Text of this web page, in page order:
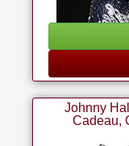
Johnny
Cadeau,